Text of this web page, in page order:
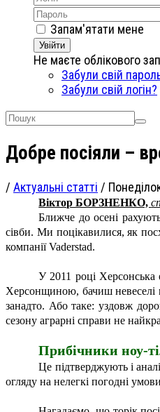
Запам'ятати мене
Увійти
Не маєте облікового
Забули свій
Забули свій логін?
Добре посіяли –
/ Актуальні статті /
Віктор БОРЗНЕНКО,
Ближче до осені
сівби. Ми поцікавилися, як
компанії Vaderstad.
У 2011 році Херсонська
Херсонщиною, бачиш невеселі
занадто. Або таке: уздовж
сезону аграрні справи не
Прибічники ноу-
Це підтверджують і
огляду на нелегкі погодні